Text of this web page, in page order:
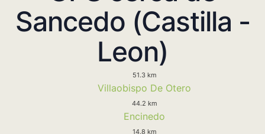
Sancedo (Castilla -
Leon)
51.3 km
Villaobispo De Otero
44.2 km
Encinedo
14.8 km